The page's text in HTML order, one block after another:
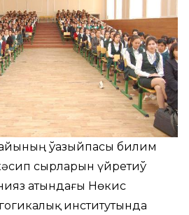
ўазыйпасы билим
сырларын үйретиў
атындағы Нөкис
институтында